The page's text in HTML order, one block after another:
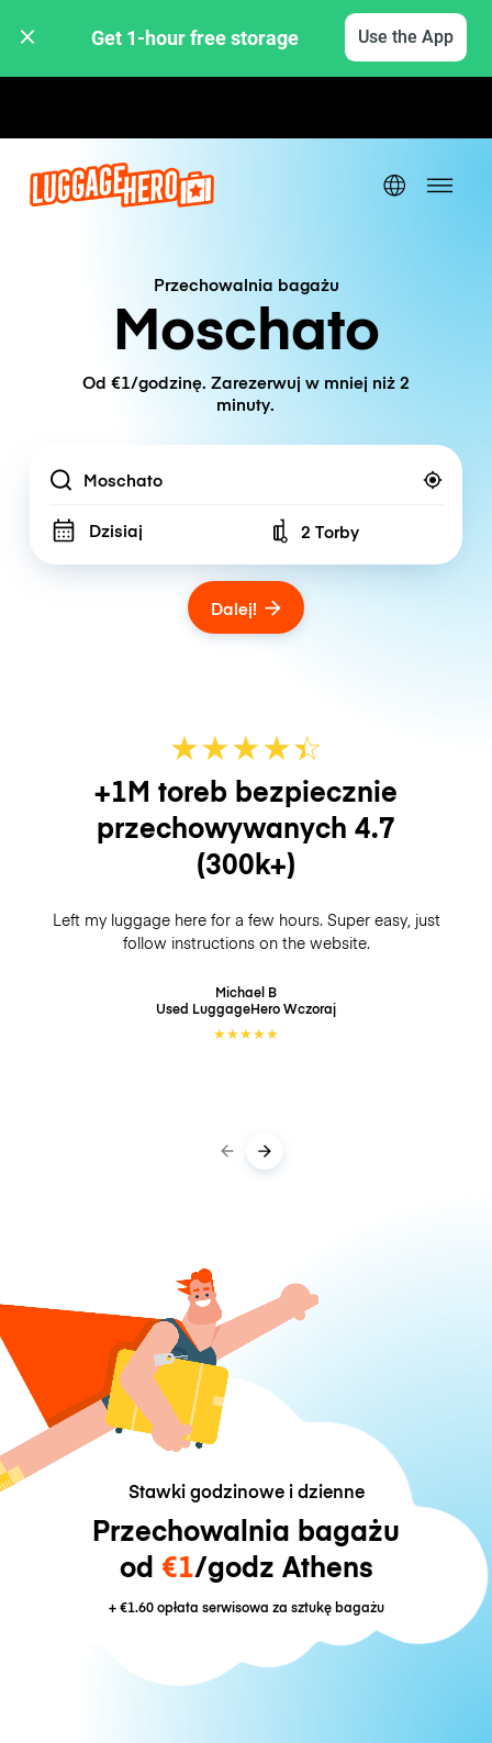
Get 1-hour free storage Use the App
Przechowalnia bagażu
Moschato
Od €1/godzinę. Zarezerwuj w mniej niż 2
minuty.
Location
Dzisiaj Number of bags
2 Torby
Dalej!
★★★★☆
★
+1M toreb bezpiecznie
przechowywanych 4.7
(300k+)
Left my luggage here for a few hours. Super easy, just
follow instructions on the website.
Michael B
Used LuggageHeroWczoraj
★★★★★
Stawki godzinowe i dzienne
Przechowalnia bagażu
od €1/godz Athens
+€1.60opłata serwisowa za sztukę bagażu